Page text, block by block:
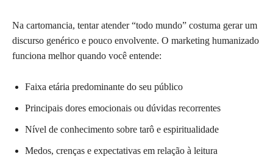
Na cartomancia, tentar atender “todo mundo” costuma gerar um
discurso genérico e pouco envolvente. O marketing humanizado
funciona melhor quando você entende:
Faixa etária predominante do seu público
Principais dores emocionais ou dúvidas recorrentes
Nível de conhecimento sobre tarô e espiritualidade
Medos, crenças e expectativas em relação à leitura